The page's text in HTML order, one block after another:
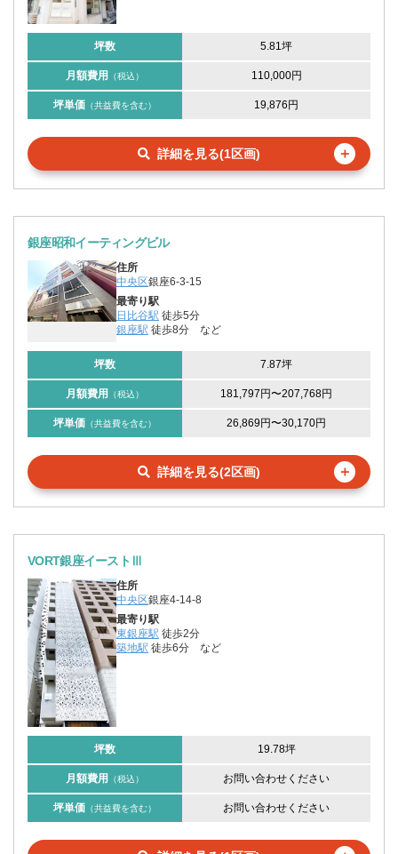
坪数 5.81坪
月額費用 （税込） 110,000円
坪単価 （共益費を含む） 19,876円
詳細を見る(1区画) ＋
銀座昭和イーティングビル
住所
中央区銀座6-3-15
最寄り駅
日比谷駅 徒歩5分
銀座駅 徒歩8分 など
坪数 7.87坪
月額費用 （税込） 181,797円〜207,768円
坪単価 （共益費を含む） 26,869円〜30,170円
詳細を見る(2区画) ＋
VORT銀座イーストⅢ
住所
中央区銀座4-14-8
最寄り駅
東銀座駅 徒歩2分
築地駅 徒歩6分 など
坪数 19.78坪
月額費用 （税込） お問い合わせください
坪単価 （共益費を含む） お問い合わせください